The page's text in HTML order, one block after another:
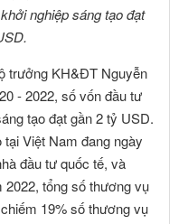
nghiệp sáng tạo đạt
trưởng KH&ĐT Nguyễn
- 2022, số vốn đầu tư
tạo đạt gần 2 tỷ USD.
Việt Nam đang ngày
đầu tư quốc tế, và
tổng số thương vụ
19% số thương vụ